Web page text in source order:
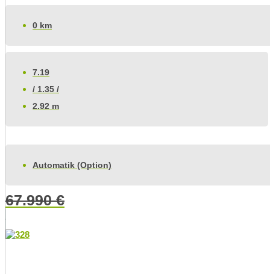
0 km
7.19
/ 1.35 /
2.92 m
Automatik (Option)
67.990€